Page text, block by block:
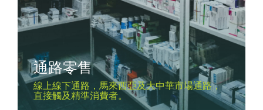
通路零售
線上線下通路，馬來西亞及大中華市場通路，
直接觸及精準消費者。